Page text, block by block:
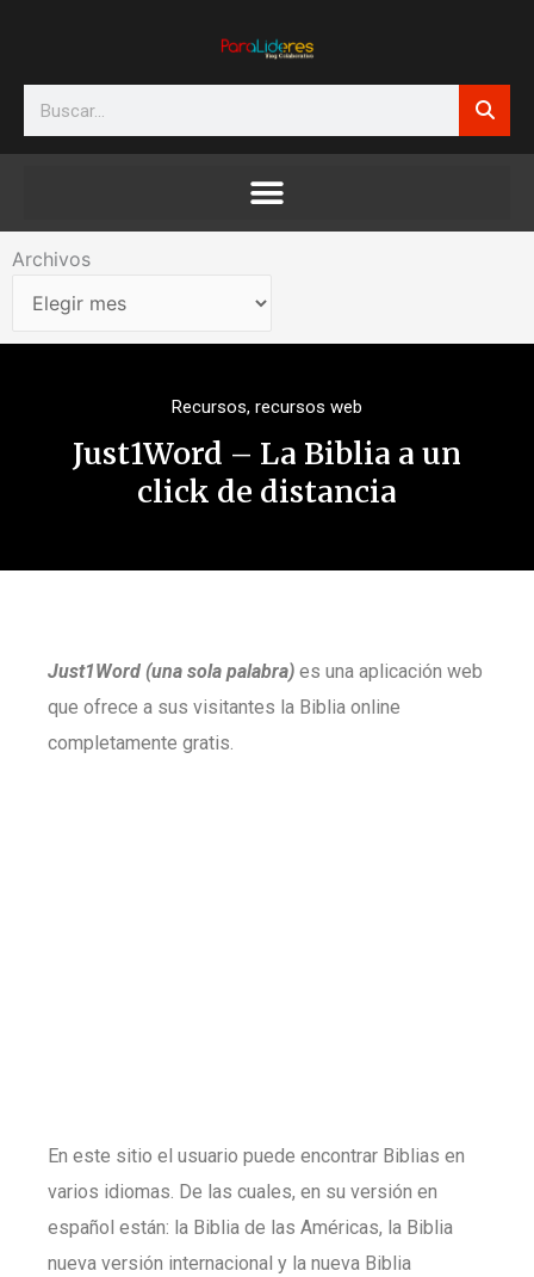
Search
Archivos
Archivos
Recursos, recursos web
Just1Word – La Biblia a un
click de distancia
Just1Word (una sola palabra) es una aplicación web
que ofrece a sus visitantes la Biblia online
completamente gratis.
En este sitio el usuario puede encontrar Biblias en
varios idiomas. De las cuales, en su versión en
español están: la Biblia de las Américas, la Biblia
nueva versión internacional y la nueva Biblia